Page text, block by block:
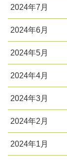
2024年7月
2024年6月
2024年5月
2024年4月
2024年3月
2024年2月
2024年1月